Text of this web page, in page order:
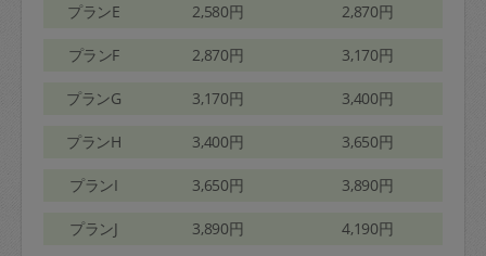
プランE 2,580円 2,870円
プランF 2,870円 3,170円
プランG 3,170円 3,400円
プランH 3,400円 3,650円
プランI 3,650円 3,890円
プランJ 3,890円 4,190円